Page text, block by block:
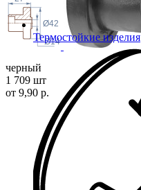
Термостойкие изделия
Ø42
Ø14
черный
1 709 шт
от 9,90 р.